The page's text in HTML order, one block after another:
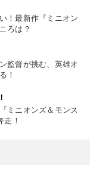
！最新作『ミニオン
ろは？
監督が挑む、英雄オ
！
ミニオンズ＆モンス
走！